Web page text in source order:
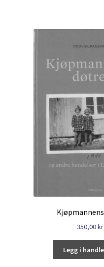
350,00kr
Legg i